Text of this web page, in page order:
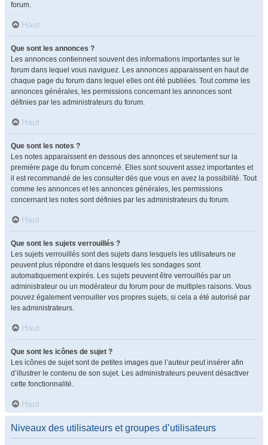
forum.
Haut
Que sont les annonces ?
Les annonces contiennent souvent des informations importantes sur le
forum dans lequel vous naviguez. Les annonces apparaissent en haut de
chaque page du forum dans lequel elles ont été publiées. Tout comme les
annonces générales, les permissions concernant les annonces sont
définies par les administrateurs du forum.
Haut
Que sont les notes ?
Les notes apparaissent en dessous des annonces et seulement sur la
première page du forum concerné. Elles sont souvent assez importantes et
il est recommandé de les consulter dès que vous en avez la possibilité. Tout
comme les annonces et les annonces générales, les permissions
concernant les notes sont définies par les administrateurs du forum.
Haut
Que sont les sujets verrouillés ?
Les sujets verrouillés sont des sujets dans lesquels les utilisateurs ne
peuvent plus répondre et dans lesquels les sondages sont
automatiquement expirés. Les sujets peuvent être verrouillés par un
administrateur ou un modérateur du forum pour de multiples raisons. Vous
pouvez également verrouiller vos propres sujets, si cela a été autorisé par
les administrateurs.
Haut
Que sont les icônes de sujet ?
Les icônes de sujet sont de petites images que l’auteur peut insérer afin
d’illustrer le contenu de son sujet. Les administrateurs peuvent désactiver
cette fonctionnalité.
Haut
Niveaux des utilisateurs et groupes d’utilisateurs